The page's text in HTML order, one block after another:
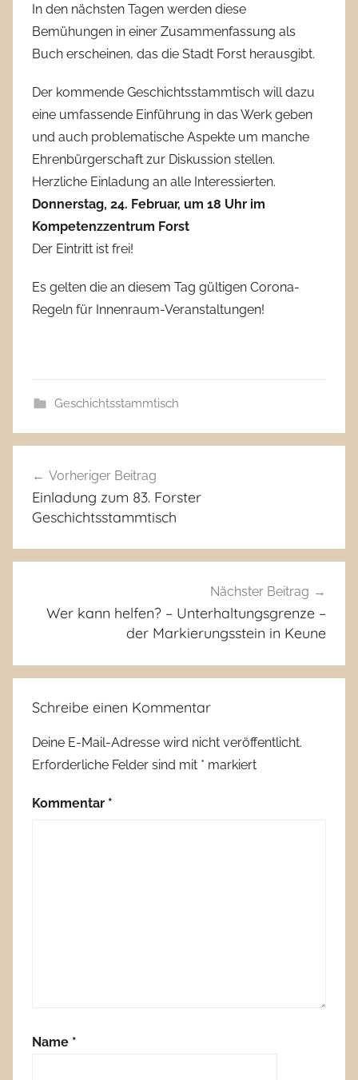
In den nächsten Tagen werden diese
Bemühungen in einer Zusammenfassung als
Buch erscheinen, das die Stadt Forst herausgibt.
Der kommende Geschichtsstammtisch will dazu
eine umfassende Einführung in das Werk geben
und auch problematische Aspekte um manche
Ehrenbürgerschaft zur Diskussion stellen.
Herzliche Einladung an alle Interessierten.
Donnerstag, 24. Februar, um 18 Uhr im
Kompetenzzentrum Forst
Der Eintritt ist frei!
Es gelten die an diesem Tag gültigen Corona-
Regeln für Innenraum-Veranstaltungen!
Geschichtsstammtisch
Vorheriger Beitrag
Einladung zum 83. Forster
Geschichtsstammtisch
Nächster Beitrag
Wer kann helfen? – Unterhaltungsgrenze –
der Markierungsstein in Keune
Schreibe einen Kommentar
Deine E-Mail-Adresse wird nicht veröffentlicht.
Erforderliche Felder sind mit * markiert
Kommentar *
Name *